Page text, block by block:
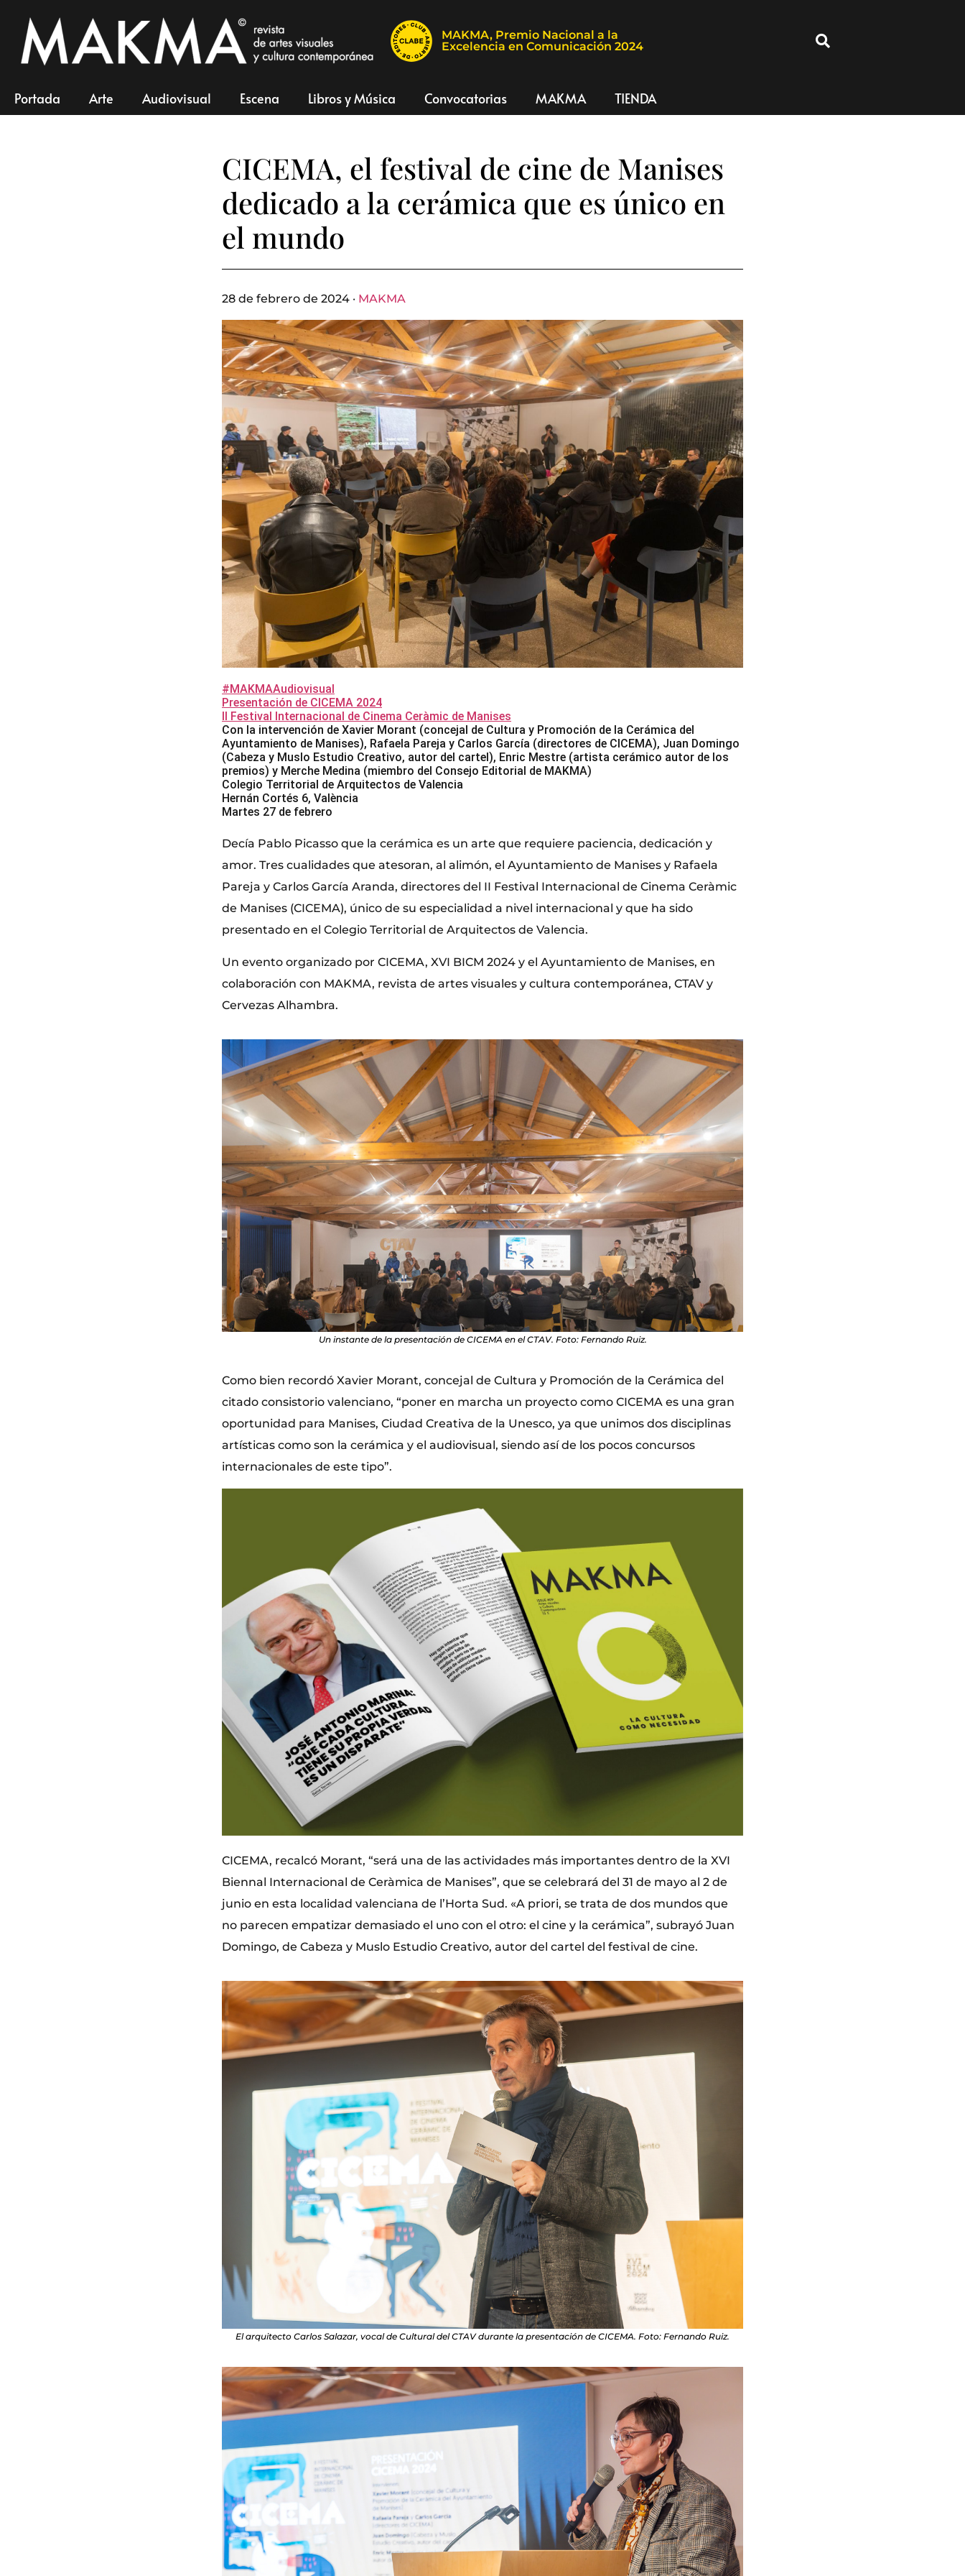
MAKMA, Premio Nacional a la
Excelencia en Comunicación 2024
Portada Arte Audiovisual Escena Libros y Música Convocatorias MAKMA TIENDA
CICEMA, el festival de cine de Manises
dedicado a la cerámica que es único en
el mundo
28 de febrero de 2024 · MAKMA
#MAKMAAudiovisual
Presentación de CICEMA 2024
II Festival Internacional de Cinema Ceràmic de Manises
Con la intervención de Xavier Morant (concejal de Cultura y Promoción de la Cerámica del
Ayuntamiento de Manises), Rafaela Pareja y Carlos García (directores de CICEMA), Juan Domingo
(Cabeza y Muslo Estudio Creativo, autor del cartel), Enric Mestre (artista cerámico autor de los
premios) y Merche Medina (miembro del Consejo Editorial de MAKMA)
Colegio Territorial de Arquitectos de Valencia
Hernán Cortés 6, València
Martes 27 de febrero
Decía Pablo Picasso que la cerámica es un arte que requiere paciencia, dedicación y
amor. Tres cualidades que atesoran, al alimón, el Ayuntamiento de Manises y Rafaela
Pareja y Carlos García Aranda, directores del II Festival Internacional de Cinema Ceràmic
de Manises (CICEMA), único de su especialidad a nivel internacional y que ha sido
presentado en el Colegio Territorial de Arquitectos de Valencia.
Un evento organizado por CICEMA, XVI BICM 2024 y el Ayuntamiento de Manises, en
colaboración con MAKMA, revista de artes visuales y cultura contemporánea, CTAV y
Cervezas Alhambra.
Un instante de la presentación de CICEMA en el CTAV. Foto: Fernando Ruiz.
Como bien recordó Xavier Morant, concejal de Cultura y Promoción de la Cerámica del
citado consistorio valenciano, “poner en marcha un proyecto como CICEMA es una gran
oportunidad para Manises, Ciudad Creativa de la Unesco, ya que unimos dos disciplinas
artísticas como son la cerámica y el audiovisual, siendo así de los pocos concursos
internacionales de este tipo”.
CICEMA, recalcó Morant, “será una de las actividades más importantes dentro de la XVI
Biennal Internacional de Ceràmica de Manises”, que se celebrará del 31 de mayo al 2 de
junio en esta localidad valenciana de l’Horta Sud. «A priori, se trata de dos mundos que
no parecen empatizar demasiado el uno con el otro: el cine y la cerámica”, subrayó Juan
Domingo, de Cabeza y Muslo Estudio Creativo, autor del cartel del festival de cine.
El arquitecto Carlos Salazar, vocal de Cultural del CTAV durante la presentación de CICEMA. Foto: Fernando Ruiz.